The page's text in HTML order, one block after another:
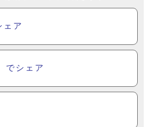
ア
でシェア